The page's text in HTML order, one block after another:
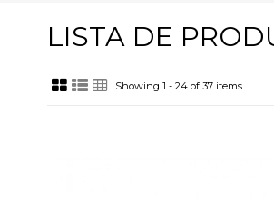
LISTA DE
Showing 1 - 24 of 37 items